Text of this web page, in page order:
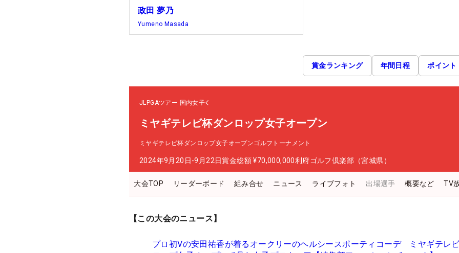
政田 夢乃
Yumeno Masada
賞金ランキング 年間日程 ポイント
JLPGAツアー 国内女子
ミヤギテレビ杯ダンロップ女子オープン
ミヤギテレビ杯ダンロップ女子オープンゴルフトーナメント
2024年9月20日-9月22日賞金総額 ¥70,000,000利府ゴルフ倶楽部（宮城県）
大会TOP リーダーボード 組み合せ ニュース ライブフォト 出場選手 概要など TV
【この大会のニュース】
プロ初Vの安田祐香が着るオークリーのヘルシースポーティコーデ ミヤギテレ